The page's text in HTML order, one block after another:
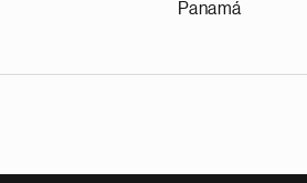
Panamá